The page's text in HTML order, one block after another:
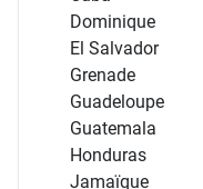
Dominique
El Salvador
Grenade
Guadeloupe
Guatemala
Honduras
Jamaïque